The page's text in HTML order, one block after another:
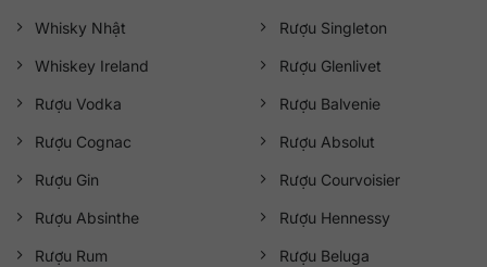
Whisky Nhật
Whiskey Ireland
Rượu Vodka
Rượu Cognac
Rượu Gin
Rượu Absinthe
Rượu Rum
Rượu Singleton
Rượu Glenlivet
Rượu Balvenie
Rượu Absolut
Rượu Courvoisier
Rượu Hennessy
Rượu Beluga